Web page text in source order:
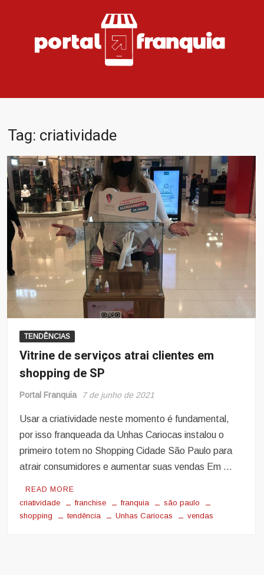
Tag: criatividade
TENDÊNCIAS
Vitrine de serviços atrai clientes em
shopping de SP
Portal Franquia 7 de junho de 2021
Usar a criatividade neste momento é fundamental,
por isso franqueada da Unhas Cariocas instalou o
primeiro totem no Shopping Cidade São Paulo para
atrair consumidores e aumentar suas vendas Em …
READ MORE
criatividade franchise franquia
são paulo
shopping
tendência Unhas Cariocas vendas